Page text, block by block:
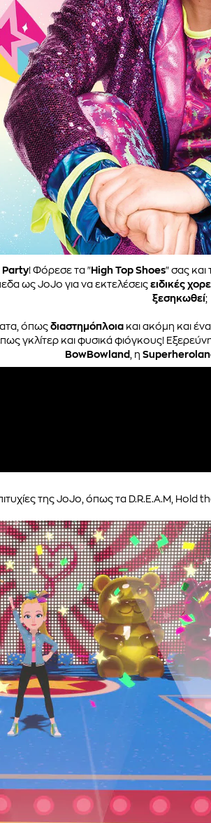
Party! Φόρεσε τα "High Top Shoes" σας και
ως JoJo για να εκτελέσεις ειδικές
ξεσηκωθεί;
όπως διαστημόπλοια και ακόμη και
γκλίτερ και φυσικά φιόγκους!
BowBowland
, η
της JoJo, όπως τα D.R.E.A.M,